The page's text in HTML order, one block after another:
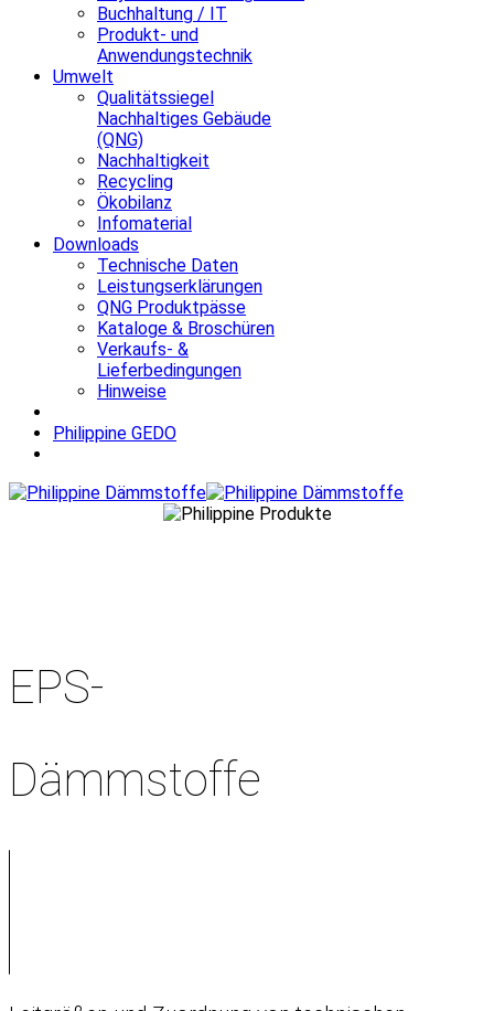
Buchhaltung / IT
Produkt- und
Anwendungstechnik
Umwelt
Qualitätssiegel
Nachhaltiges Gebäude
(QNG)
Nachhaltigkeit
Recycling
Ökobilanz
Infomaterial
Downloads
Technische Daten
Leistungserklärungen
QNG Produktpässe
Kataloge & Broschüren
Verkaufs- &
Lieferbedingungen
Hinweise
Philippine GEDO
EPS-
Dämmstoffe